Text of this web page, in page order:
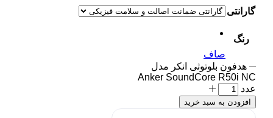
گارانتی
رنگ
صاف
هدفون بلوتوثی انکر مدل
Anker SoundCore R50i NC
عدد
افزودن به سبد خرید